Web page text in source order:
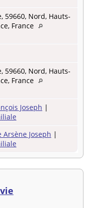
59660, Nord, Hauts-
France
59660, Nord, Hauts-
France
Joseph |
Arsène Joseph |